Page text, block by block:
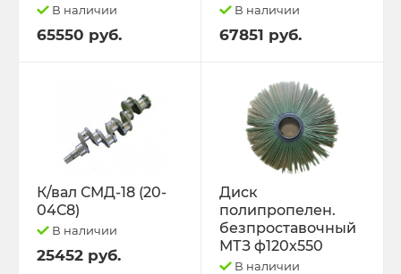
В наличии
65550 руб.
В наличии
67851 руб.
К/вал СМД-18 (20-
04С8)
В наличии
25452 руб.
Диск
полипропелен.
безпроставочный
МТЗ ф120х550
В наличии